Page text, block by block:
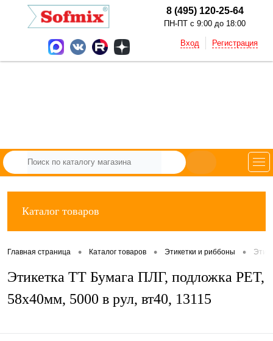
8 (495) 120-25-64
ПН-ПТ с 9:00 до 18:00
Вход Регистрация
Каталог товаров
Главная страница • Каталог товаров • Этикетки и риббоны •
Этикетка ТТ Бумага ПЛГ, подложка РЕТ,
58х40мм, 5000 в рул, вт40, 13115